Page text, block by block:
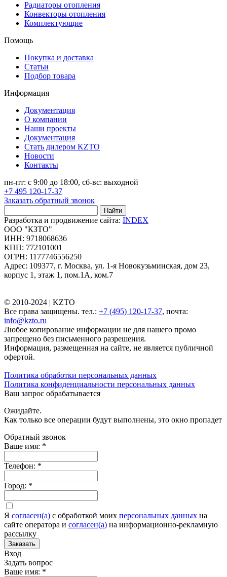
Радиаторы отопления
Конвекторы отопления
Комплектующие
Помощь
Покупка и доставка
Статьи
Подбор товара
Информация
Документация
О компании
Наши проекты
Документация
Стать дилером KZTO
Новости
Контакты
пн-пт: с 9:00 до 18:00, сб-вс: выходной
+7 495 120-17-37
Заказать обратный звонок
Найти
Разработка и продвижение сайта: INDEX
ООО "КЗТО"
ИНН: 9718068636
КПП: 772101001
ОГРН: 1177746556250
Адрес: 109377, г. Москва, ул. 1-я Новокузьминская, дом 23,
корпус 1, этаж 1, пом.1А, ком.7
© 2010-2024 | KZTO
Все права защищены. тел.: +7 (495) 120-17-37, почта:
info@kzto.ru
Любое копирование информации не для нашего промо
запрещено без письменного разрешения.
Информация, размещенная на сайте, не является публичной
офертой.
Политика обработки персональных данных
Политика конфиденциальности персональных данных
Ваш запрос обрабатывается
Ожидайте.
Как только все операции будут выполнены, это окно пропадет
Обратный звонок
Ваше имя: *
Телефон: *
Город: *
Я согласен(а) c обработкой моих персональных данных на
сайте оператора и согласен(а) на информационно-рекламную
рассылку
Заказать
Вход
Задать вопрос
Ваше имя: *